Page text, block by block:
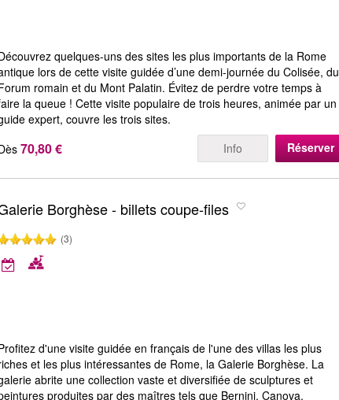
quelques-uns des sites les plus importants de la Rome
lors de cette visite guidée d’une demi-journée du Colisée, du
romain et du Mont Palatin. Évitez de perdre votre temps à
la queue ! Cette visite populaire de trois heures, animée par un
expert, couvre les trois sites.
70,80 € Info Réserver
Borghèse - billets coupe-files
(3)
d'une visite guidée en français de l'une des villas les plus
et les plus intéressantes de Rome, la Galerie Borghèse. La
abrite une collection vaste et diversifiée de sculptures et
produites par des maîtres tels que Bernini, Canova,